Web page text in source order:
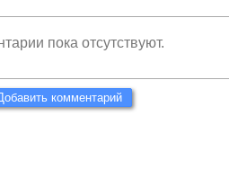
пока отсутствуют.
комментарий